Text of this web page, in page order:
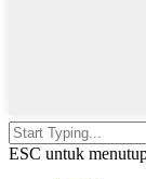
ESC untuk